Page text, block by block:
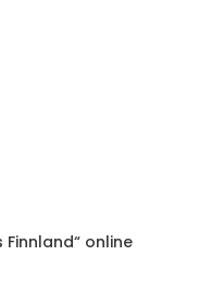
Finnland“ online